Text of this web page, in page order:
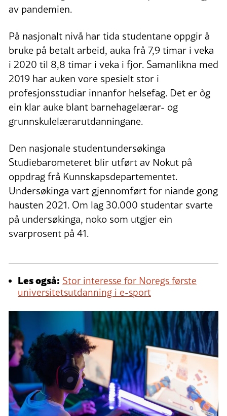
av pandemien.
På nasjonalt nivå har tida studentane oppgir å
bruke på betalt arbeid, auka frå 7,9 timar i veka
i 2020 til 8,8 timar i veka i fjor. Samanlikna med
2019 har auken vore spesielt stor i
profesjonsstudiar innanfor helsefag. Det er òg
ein klar auke blant barnehagelærar- og
grunnskulelærarutdanningane.
Den nasjonale studentundersøkinga
Studiebarometeret blir utført av Nokut på
oppdrag frå Kunnskapsdepartementet.
Undersøkinga vart gjennomført for niande gong
hausten 2021. Om lag 30.000 studentar svarte
på undersøkinga, noko som utgjer ein
svarprosent på 41.
Les også: Stor interesse for Noregs første
universitetsutdanning i e-sport